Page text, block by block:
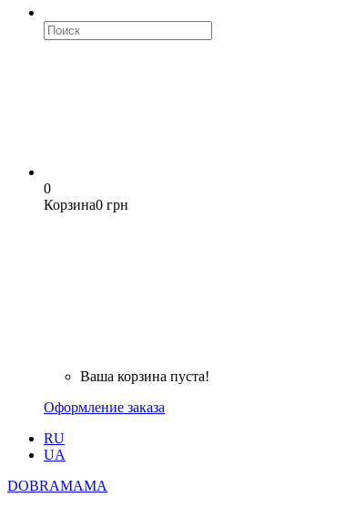
0
Корзина0 грн
Ваша корзина пуста!
Оформление заказа
RU
UA
DOBRAMAMA